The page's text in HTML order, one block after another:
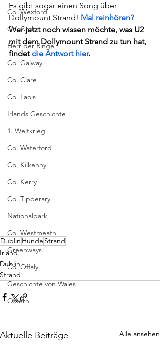
Co. Wexford
Co. Cork
Herr der Ringe
Co. Galway
Co. Clare
Co. Laois
Irlands Geschichte
1. Weltkrieg
Co. Waterford
Co. Kilkenny
Co. Kerry
Co. Tipperary
Nationalpark
Co. Westmeath
Greenways
Co. Offaly
Geschichte von Wales
Ostern
Es gibt sogar einen Song über
Dollymount Strand! Mal reinhören?
Wer jetzt noch wissen möchte, was U2
mit dem Dollymount Strand zu tun hat,
findet die Antwort hier.
Dublin Hunde Strand
Irland
Dublin
Strand
Aktuelle Beiträge Alle ansehen